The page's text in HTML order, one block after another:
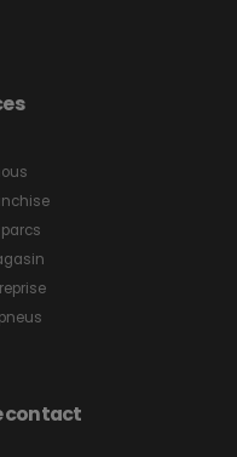
contact